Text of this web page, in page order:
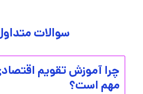
سوالات
چرا آموزش تقویم
مهم است؟